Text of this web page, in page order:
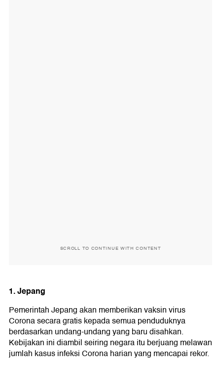
SCROLL TO CONTINUE WITH CONTENT
1. Jepang
Pemerintah Jepang akan memberikan vaksin virus
Corona secara gratis kepada semua penduduknya
berdasarkan undang-undang yang baru disahkan.
Kebijakan ini diambil seiring negara itu berjuang melawan
jumlah kasus infeksi Corona harian yang mencapai rekor.